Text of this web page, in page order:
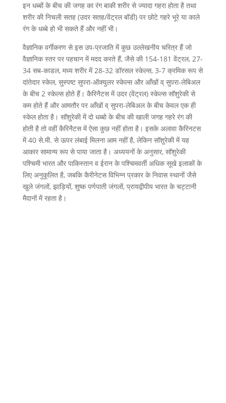
इन धब्बों के बीच की जगह का रंग बाकी शरीर से ज्यादा गहरा होता है तथा
शरीर की निचली सतह (उदर सतह/वेंट्रल बॉडी) पर छोटे गहरे भूरे या काले
रंग के धब्बे हो भी सकते हैं और नहीं भी।
वैज्ञानिक वर्गीकरण से इस उप-प्रजाति में कुछ उल्लेखनीय चरित्र हैं जो
वैज्ञानिक स्तर पर पहचान में मदद करते हैं, जैसे की 154-181 वेंट्रल, 27-
34 सब-काडल, मध्य शरीर में 28-32 डॉरसल स्केल्स, 3-7 क्रमिक रूप से
दांतेदार स्केल, सुस्पष्ट सुपरा-ऑक्युलर स्केल्स और आँखों व् सुपरा-लेबिअल
के बीच 2 स्केल्स होते हैं। कैरिनैटस में उदर (वेंट्रल) स्केल्स सॉशुरेकी से
कम होते हैं और आमतौर पर आँखों व् सुपरा-लेबिअल के बीच केवल एक ही
स्केल होता है। सॉशुरेकी में दो धब्बो के बीच की खाली जगह गहरे रंग की
होती है तो वहीं कैरिनैटस में ऐसा कुछ नहीं होता है। इसके अलावा कैरिनटस
में 40 से.मी. से ऊपर लंबाई मिलना आम नहीं है, लेकिन सॉशुरेकी में यह
आकार सामान्य रूप से पाया जाता है। अध्ययनों के अनुसार, सॉशुरेकी
पश्चिमी भारत और पाकिस्तान व ईरान के पश्चिमवर्ती अधिक सूखे इलाकों के
लिए अनुकूलित है, जबकि कैरीनेटस विभिन्न प्रकार के निवास स्थानों जैसे
खुले जंगलों, झाड़ियों, शुष्क पर्णपाती जंगलों, प्रायद्वीपीय भारत के चट्टानी
मैदानों में रहता है।